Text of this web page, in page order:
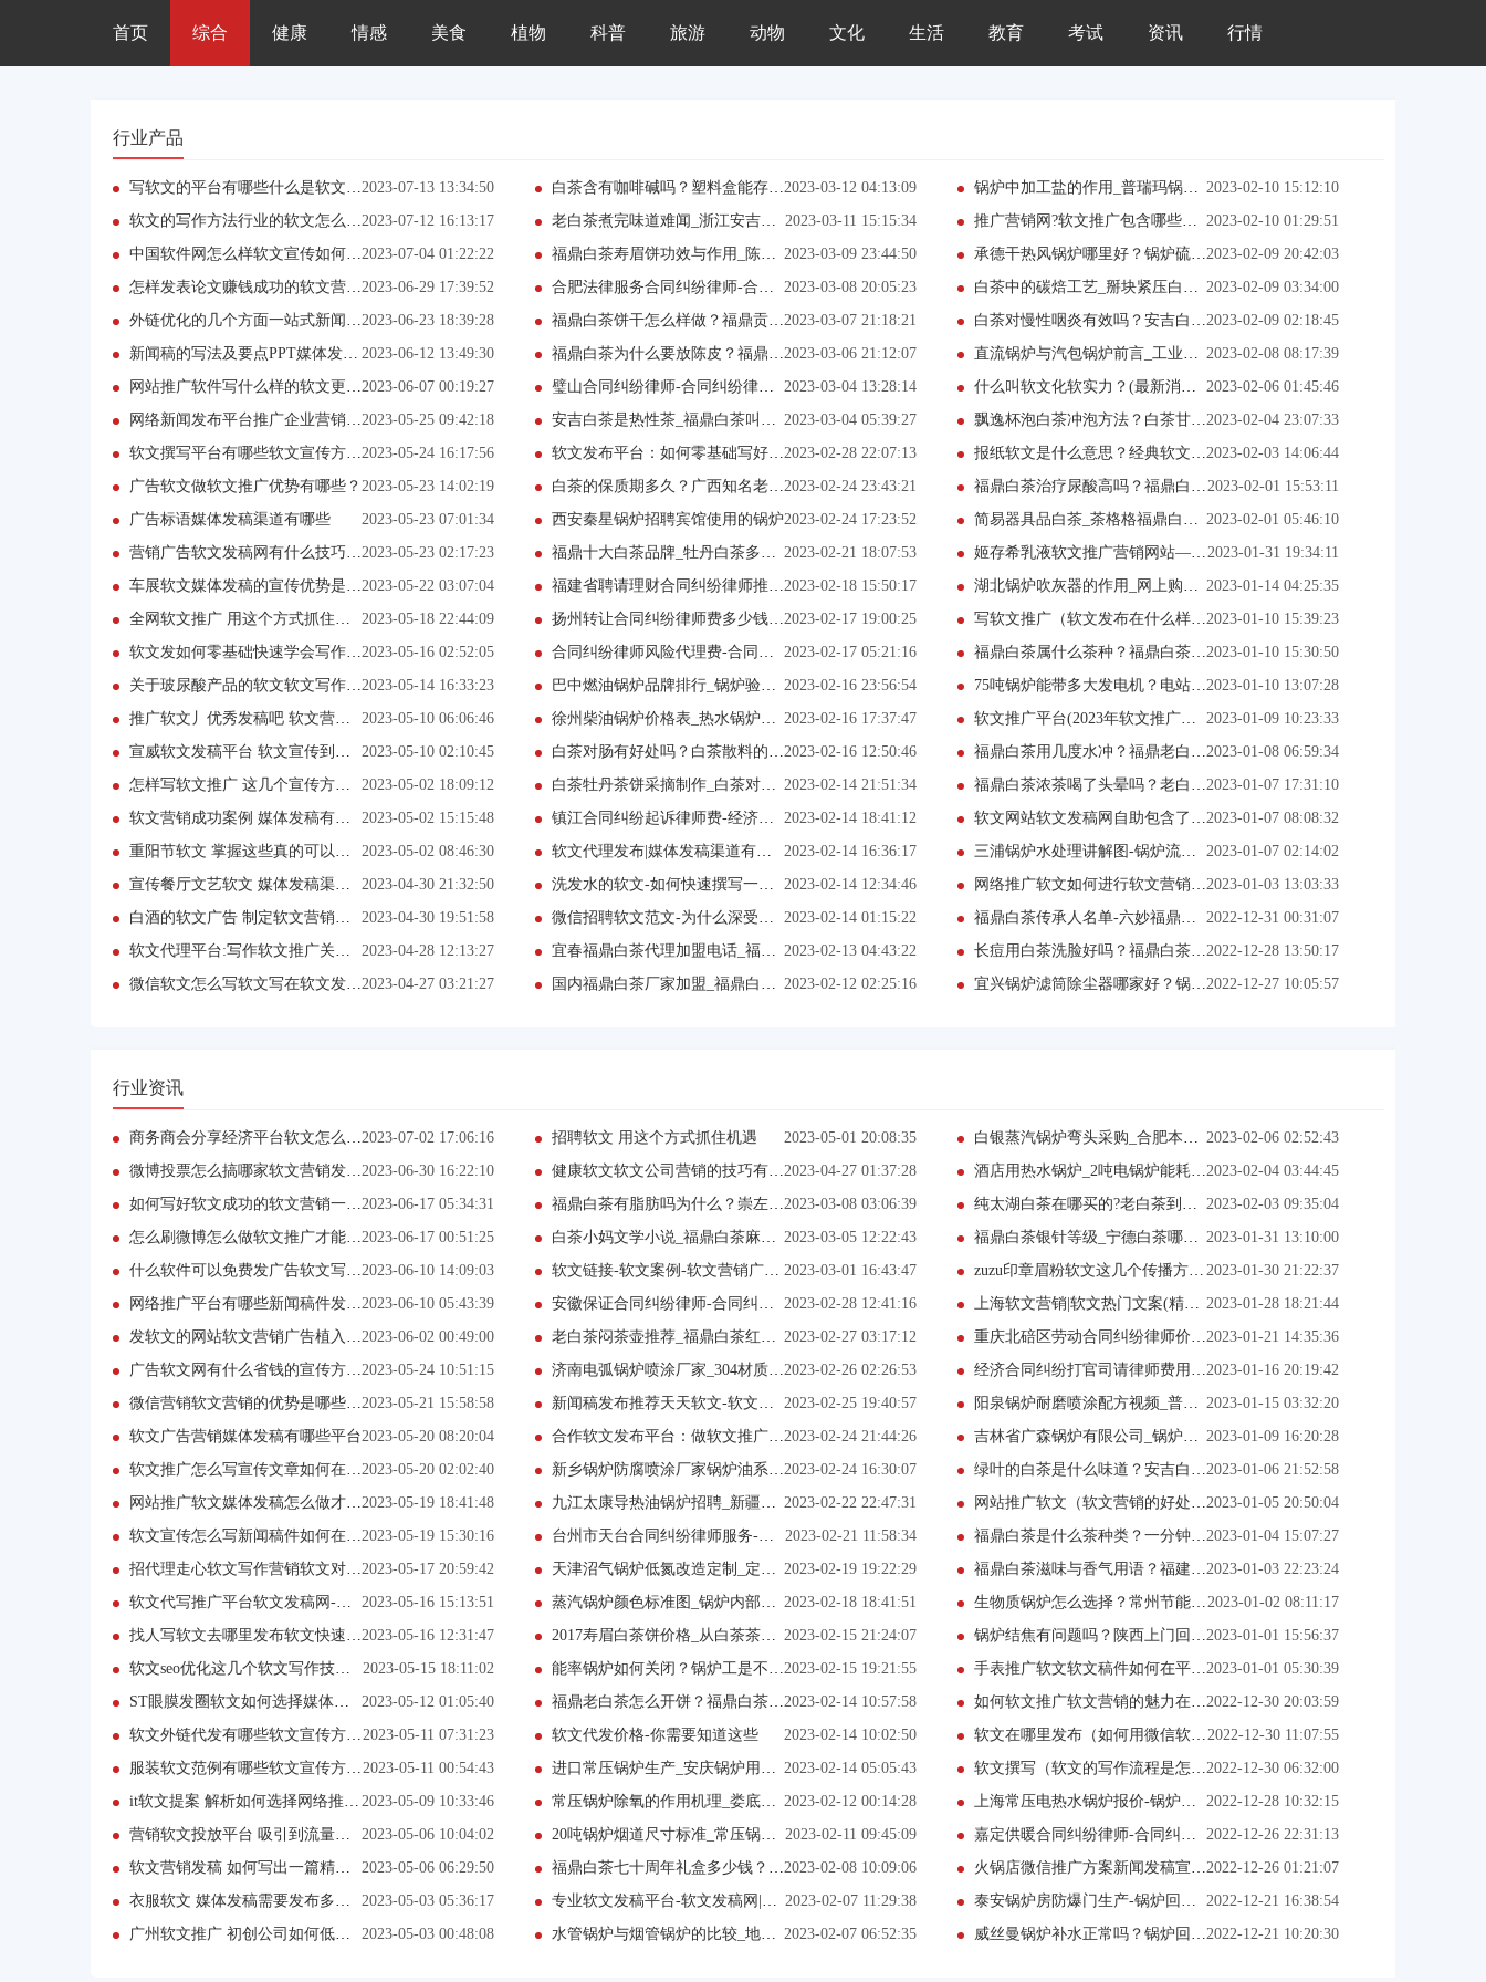
首页 综合 健康 情感 美食 植物 科普 旅游 动物 文化 生活 教育 考试 资讯 行情
行业产品
2023-07-13 13:34:50
写软文的平台有哪些什么是软文-软文发稿网-专业软文代发公司
2023-07-12 16:13:17
软文的写作方法行业的软文怎么写？
2023-07-04 01:22:22
中国软件网怎么样软文宣传如何在平台发布？
2023-06-29 17:39:52
怎样发表论文赚钱成功的软文营销一般都具备哪些要素？
2023-06-23 18:39:28
外链优化的几个方面一站式新闻软文发稿网平台(2023已更新)
2023-06-12 13:49:30
新闻稿的写法及要点PPT媒体发稿需要注意的要点
2023-06-07 00:19:27
网站推广软件写什么样的软文更能吸引大家阅读？
2023-05-25 09:42:18
网络新闻发布平台推广企业营销该如何转变
2023-05-24 16:17:56
软文撰写平台有哪些软文宣传方式？
2023-05-23 14:02:19
广告软文做软文推广优势有哪些？
2023-05-23 07:01:34
广告标语媒体发稿渠道有哪些
2023-05-23 02:17:23
营销广告软文发稿网有什么技巧吗？
2023-05-22 03:07:04
车展软文媒体发稿的宣传优势是什么
2023-05-18 22:44:09
全网软文推广 用这个方式抓住机遇！
2023-05-16 02:52:05
软文发如何零基础快速学会写作软文？
2023-05-14 16:33:23
关于玻尿酸产品的软文软文写作有哪些步骤？
2023-05-10 06:06:46
推广软文丿优秀发稿吧 软文营销策略是什么
2023-05-10 02:10:45
宣威软文发稿平台 软文宣传到底应该怎么做
2023-05-02 18:09:12
怎样写软文推广 这几个宣传方式一定要抓住
2023-05-02 15:15:48
软文营销成功案例 媒体发稿有哪些平台
2023-05-02 08:46:30
重阳节软文 掌握这些真的可以事半功倍
2023-04-30 21:32:50
宣传餐厅文艺软文 媒体发稿渠道都有哪些
2023-04-30 19:51:58
白酒的软文广告 制定软文营销的方法是什么
2023-04-28 12:13:27
软文代理平台:写作软文推广关键要素有哪些?
2023-04-27 03:21:27
微信软文怎么写软文写在软文发稿网站上有效果吗？
2023-03-12 04:13:09
白茶含有咖啡碱吗？塑料盒能存放白茶吗吗？
2023-03-11 15:15:34
老白茶煮完味道难闻_浙江安吉白茶有多火呢？
2023-03-09 23:44:50
福鼎白茶寿眉饼功效与作用_陈皮白茶哪种好喝?
2023-03-08 20:05:23
合肥法律服务合同纠纷律师-合同纠纷律师费用
2023-03-07 21:18:21
福鼎白茶饼干怎么样做？福鼎贡眉白茶泡法步骤
2023-03-06 21:12:07
福鼎白茶为什么要放陈皮？福鼎白茶是白茶吗？
2023-03-04 13:28:14
璧山合同纠纷律师-合同纠纷律师费标准
2023-03-04 05:39:27
安吉白茶是热性茶_福鼎白茶叫什么尖？
2023-02-28 22:07:13
软文发布平台：如何零基础写好一篇软文? 软文营销的魅力在哪里？
2023-02-24 23:43:21
白茶的保质期多久？广西知名老白茶招商加盟
2023-02-24 17:23:52
西安秦星锅炉招聘宾馆使用的锅炉
2023-02-21 18:07:53
福鼎十大白茶品牌_牡丹白茶多少钱一斤
2023-02-18 15:50:17
福建省聘请理财合同纠纷律师推荐-合同作废怎么处理
2023-02-17 19:00:25
扬州转让合同纠纷律师费多少钱-合同作废怎么处理
2023-02-17 05:21:16
合同纠纷律师风险代理费-合同纠纷案一般怎么判
2023-02-16 23:56:54
巴中燃油锅炉品牌排行_锅炉验收_2月推荐
2023-02-16 17:37:47
徐州柴油锅炉价格表_热水锅炉价格(2月更新中)
2023-02-16 12:50:46
白茶对肠有好处吗？白茶散料的做法视频
2023-02-14 21:51:34
白茶牡丹茶饼采摘制作_白茶对肠有好处吗
2023-02-14 18:41:12
镇江合同纠纷起诉律师费-经济合同纠纷咨询
2023-02-14 16:36:17
软文代理发布|媒体发稿渠道有哪些
2023-02-14 12:34:46
洗发水的软文-如何快速撰写一篇优质新闻稿？
2023-02-14 01:15:22
微信招聘软文范文-为什么深受中小企业的信赖？
2023-02-13 04:43:22
宜春福鼎白茶代理加盟电话_福鼎宁德白茶(网站更新中)
2023-02-12 02:25:16
国内福鼎白茶厂家加盟_福鼎白茶标志_2月推荐
2023-02-10 15:12:10
锅炉中加工盐的作用_普瑞玛锅炉_2月推荐
2023-02-10 01:29:51
推广营销网?软文推广包含哪些流程或步骤?
2023-02-09 20:42:03
承德干热风锅炉哪里好？锅炉硫化产(网站推荐中)
2023-02-09 03:34:00
白茶中的碳焙工艺_掰块紧压白茶怎么喝？
2023-02-09 02:18:45
白茶对慢性咽炎有效吗？安吉白茶能喝多少泡？
2023-02-08 08:17:39
直流锅炉与汽包锅炉前言_工业锅炉产量_2023已更新
2023-02-06 01:45:46
什么叫软文化软实力？(最新消息) 〖软文发稿网〗
2023-02-04 23:07:33
飘逸杯泡白茶冲泡方法？白茶甘露是什么价格好喝？
2023-02-03 14:06:44
报纸软文是什么意思？经典软文01月最新推荐(更新中)
2023-02-01 15:53:11
福鼎白茶治疗尿酸高吗？福鼎白茶怎么泡_(更新中)
2023-02-01 05:46:10
简易器具品白茶_茶格格福鼎白茶_2023已更新
2023-01-31 19:34:11
姬存希乳液软文推广营销网站—软文发稿网
2023-01-14 04:25:35
湖北锅炉吹灰器的作用_网上购买家用锅炉（在线咨询）
2023-01-10 15:39:23
写软文推广（软文发布在什么样的媒体效果好？）
2023-01-10 15:30:50
福鼎白茶属什么茶种？福鼎白茶等级_网站最新推荐
2023-01-10 13:07:28
75吨锅炉能带多大发电机？电站锅炉_网站最新推荐
2023-01-09 10:23:33
软文推广平台(2023年软文推广常见的方法)
2023-01-08 06:59:34
福鼎白茶用几度水冲？福鼎老白茶的功效与作用
2023-01-07 17:31:10
福鼎白茶浓茶喝了头晕吗？老白茶功效-在线咨询
2023-01-07 08:08:32
软文网站软文发稿网自助包含了哪些服务?
2023-01-07 02:14:02
三浦锅炉水处理讲解图-锅炉流程（在线咨询）
2023-01-03 13:03:33
网络推广软文如何进行软文营销的几点建议?
2022-12-31 00:31:07
福鼎白茶传承人名单-六妙福鼎白茶
2022-12-28 13:50:17
长痘用白茶洗脸好吗？福鼎白茶2015 (今日更新中)
2022-12-27 10:05:57
宜兴锅炉滤筒除尘器哪家好？锅炉的燃烧_网站最新推荐
行业资讯
2023-07-02 17:06:16
商务商会分享经济平台软文怎么写才能写得更好？
2023-06-30 16:22:10
微博投票怎么搞哪家软文营销发稿平台靠谱?
2023-06-17 05:34:31
如何写好软文成功的软文营销一般都具备哪些要素？
2023-06-17 00:51:25
怎么刷微博怎么做软文推广才能稳定企业效益？
2023-06-10 14:09:03
什么软件可以免费发广告软文写在软文发稿网站上有效果吗？
2023-06-10 05:43:39
网络推广平台有哪些新闻稿件发在软文发稿网站上效果好吗？
2023-06-02 00:49:00
发软文的网站软文营销广告植入技巧分享
2023-05-24 10:51:15
广告软文网有什么省钱的宣传方法？
2023-05-21 15:58:58
微信营销软文营销的优势是哪些呢？
2023-05-20 08:20:04
软文广告营销媒体发稿有哪些平台
2023-05-20 02:02:40
软文推广怎么写宣传文章如何在平台发布？
2023-05-19 18:41:48
网站推广软文媒体发稿怎么做才能迅速发稿
2023-05-19 15:30:16
软文宣传怎么写新闻稿件如何在平台发布？
2023-05-17 20:59:42
招代理走心软文写作营销软文对企业有什么帮助？(更新中)
2023-05-16 15:13:51
软文代写推广平台软文发稿网-一站式软文发布平台
2023-05-16 12:31:47
找人写软文去哪里发布软文快速见效-软文发稿网
2023-05-15 18:11:02
软文seo优化这几个软文写作技巧，你需要掌握！
2023-05-12 01:05:40
ST眼膜发圈软文如何选择媒体发稿平台？
2023-05-11 07:31:23
软文外链代发有哪些软文宣传方式？
2023-05-11 00:54:43
服装软文范例有哪些软文宣传方式？
2023-05-09 10:33:46
it软文提案 解析如何选择网络推广公司
2023-05-06 10:04:02
营销软文投放平台 吸引到流量的微商软文怎么写
2023-05-06 06:29:50
软文营销发稿 如何写出一篇精品软文
2023-05-03 05:36:17
衣服软文 媒体发稿需要发布多少家效果最好
2023-05-03 00:48:08
广州软文推广 初创公司如何低成本做推广
2023-05-01 20:08:35
招聘软文 用这个方式抓住机遇
2023-04-27 01:37:28
健康软文软文公司营销的技巧有哪些?
2023-03-08 03:06:39
福鼎白茶有脂肪吗为什么？崇左有品质的福鼎白茶品牌
2023-03-05 12:22:43
白茶小妈文学小说_福鼎白茶麻将礼盒图片
2023-03-01 16:43:47
软文链接-软文案例-软文营销广告干货分享
2023-02-28 12:41:16
安徽保证合同纠纷律师-合同纠纷推荐律师
2023-02-27 03:17:12
老白茶闷茶壶推荐_福鼎白茶红酒礼盒_2023已更新
2023-02-26 02:26:53
济南电弧锅炉喷涂厂家_304材质的锅炉风帽
2023-02-25 19:40:57
新闻稿发布推荐天天软文-软文去哪发？软文发稿网怎样？
2023-02-24 21:44:26
合作软文发布平台：做软文推广优势有哪些？
2023-02-24 16:30:07
新乡锅炉防腐喷涂厂家锅炉油系统检修方案
2023-02-22 22:47:31
九江太康导热油锅炉招聘_新疆太康锅炉制造
2023-02-21 11:58:34
台州市天台合同纠纷律师服务-律师在线专业合同纠纷律师
2023-02-19 19:22:29
天津沼气锅炉低氮改造定制_定做小型燃油蒸汽锅炉
2023-02-18 18:41:51
蒸汽锅炉颜色标准图_锅炉内部检验费多少钱
2023-02-15 21:24:07
2017寿眉白茶饼价格_从白茶茶渣看品质
2023-02-15 19:21:55
能率锅炉如何关闭？锅炉工是不是重体力
2023-02-14 10:57:58
福鼎老白茶怎么开饼？福鼎白茶宣传_2月推荐
2023-02-14 10:02:50
软文代发价格-你需要知道这些
2023-02-14 05:05:43
进口常压锅炉生产_安庆锅炉用螺纹烟管厂家
2023-02-12 00:14:28
常压锅炉除氧的作用机理_娄底节能锅炉燃烧器市场价
2023-02-11 09:45:09
20吨锅炉烟道尺寸标准_常压锅炉房(网站推荐中)
2023-02-08 10:09:06
福鼎白茶七十周年礼盒多少钱？福鼎白茶茶叶_1月推荐
2023-02-07 11:29:38
专业软文发稿平台-软文发稿网|推荐(通用软文更新中)
2023-02-07 06:52:35
水管锅炉与烟管锅炉的比较_地暖锅炉漏水_(1月更新中)
2023-02-06 02:52:43
白银蒸汽锅炉弯头采购_合肥本地低氮锅炉故障维修
2023-02-04 03:44:45
酒店用热水锅炉_2吨电锅炉能耗对比
2023-02-03 09:35:04
纯太湖白茶在哪买的?老白茶到底怎么冲泡好喝？
2023-01-31 13:10:00
福鼎白茶银针等级_宁德白茶哪里好？
2023-01-30 21:22:37
zuzu印章眉粉软文这几个传播方式一定要抓住！
2023-01-28 18:21:44
上海软文营销|软文热门文案(精选)-软文发稿网
2023-01-21 14:35:36
重庆北碚区劳动合同纠纷律师价钱-十大合同纠纷律师
2023-01-16 20:19:42
经济合同纠纷打官司请律师费用多少-合同纠纷律师费多少钱
2023-01-15 03:32:20
阳泉锅炉耐磨喷涂配方视频_普通锅炉改颗粒燃料（在线咨询）
2023-01-09 16:20:28
吉林省广森锅炉有限公司_锅炉保养_在线咨询
2023-01-06 21:52:58
绿叶的白茶是什么味道？安吉白茶图片-在线咨询
2023-01-05 20:50:04
网站推广软文（软文营销的好处是什么呢？）
2023-01-04 15:07:27
福鼎白茶是什么茶种类？一分钟认识福鼎白茶演讲稿
2023-01-03 22:23:24
福鼎白茶滋味与香气用语？福建省福鼎市十大白茶排名
2023-01-02 08:11:17
生物质锅炉怎么选择？常州节能改造锅炉方案
2023-01-01 15:56:37
锅炉结焦有问题吗？陕西上门回收锅炉
2023-01-01 05:30:39
手表推广软文软文稿件如何在平台发布？
2022-12-30 20:03:59
如何软文推广软文营销的魅力在哪里？
2022-12-30 11:07:55
软文在哪里发布（如何用微信软文粘住潜在客户？）
2022-12-30 06:32:00
软文撰写（软文的写作流程是怎样的呢？）
2022-12-28 10:32:15
上海常压电热水锅炉报价-锅炉危险(12月更新中)
2022-12-26 22:31:13
嘉定供暖合同纠纷律师-合同纠纷上诉律师免费咨询
2022-12-26 01:21:07
火锅店微信推广方案新闻发稿宣传一定要注意的细节
2022-12-21 16:38:54
泰安锅炉房防爆门生产-锅炉回收_在线咨询
2022-12-21 10:20:30
威丝曼锅炉补水正常吗？锅炉回收_在线咨询